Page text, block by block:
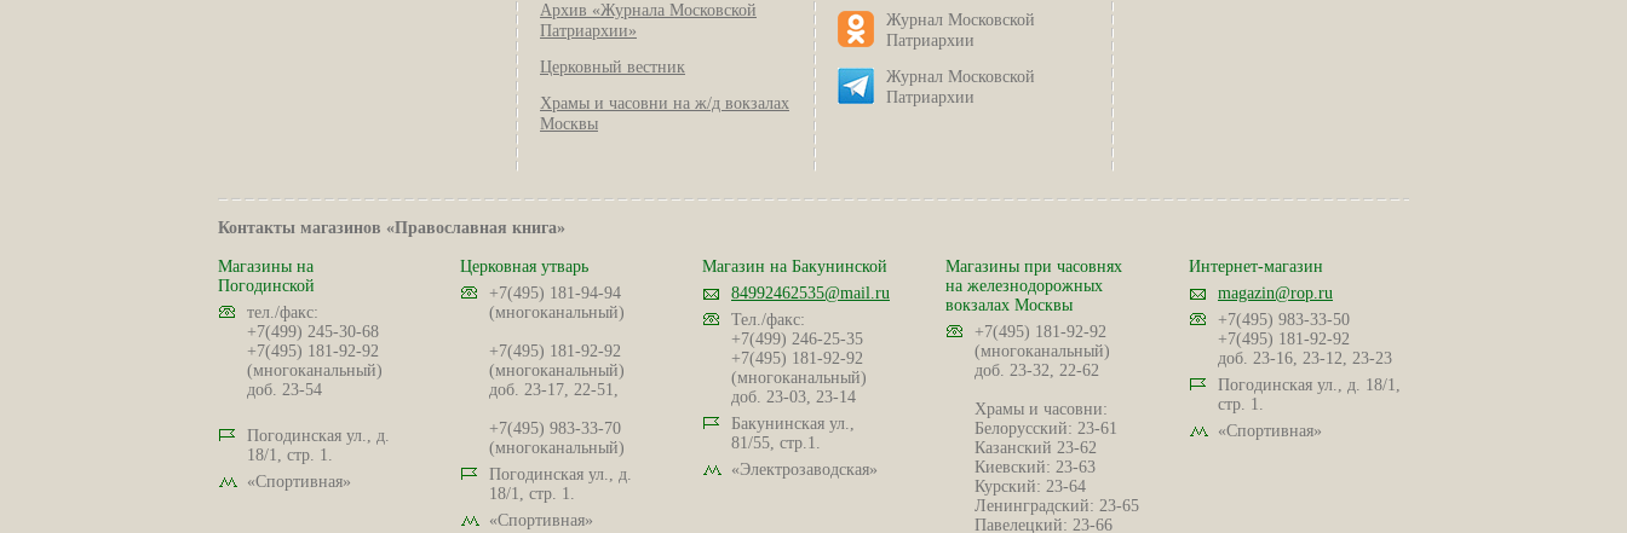
Архив «Журнала Московской
Патриархии»
Церковный вестник
Храмы и часовни на ж/д вокзалах
Москвы
Журнал Московской
Патриархии
Журнал Московской
Патриархии
Контакты магазинов «Православная книга»
Магазины на
Погодинской
тел./факс:
+7(499) 245-30-68
+7(495) 181-92-92
(многоканальный)
доб. 23-54
Погодинская ул., д.
18/1, стр. 1.
«Спортивная»
Церковная утварь
+7(495) 181-94-94
(многоканальный)
+7(495) 181-92-92
(многоканальный)
доб. 23-17, 22-51,
+7(495) 983-33-70
(многоканальный)
Погодинская ул., д.
18/1, стр. 1.
«Спортивная»
Магазин на Бакунинской
84992462535@mail.ru
Тел./факс:
+7(499) 246-25-35
+7(495) 181-92-92
(многоканальный)
доб. 23-03, 23-14
Бакунинская ул.,
81/55, стр.1.
«Электрозаводская»
Магазины при часовнях
на железнодорожных
вокзалах Москвы
+7(495) 181-92-92
(многоканальный)
доб. 23-32, 22-62
Храмы и часовни:
Белорусский: 23-61
Казанский 23-62
Киевский: 23-63
Курский: 23-64
Ленинградский: 23-65
Павелецкий: 23-66
Интернет-магазин
magazin@rop.ru
+7(495) 983-33-50
+7(495) 181-92-92
доб. 23-16, 23-12, 23-23
Погодинская ул., д. 18/1,
стр. 1.
«Спортивная»